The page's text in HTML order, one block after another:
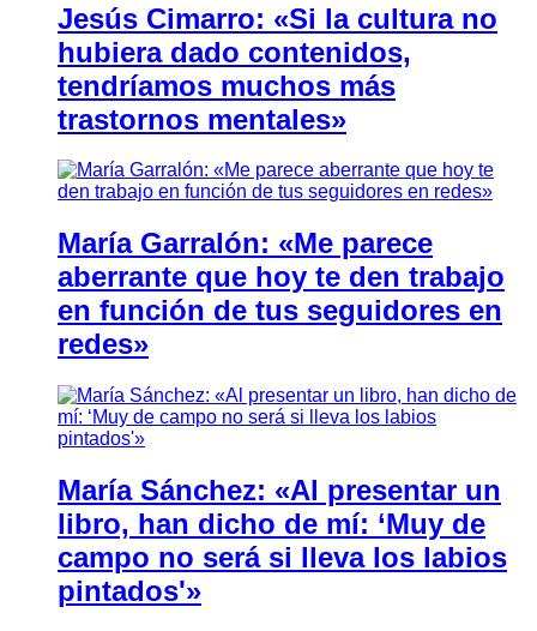
Jesús Cimarro: «Si la cultura no
hubiera dado contenidos,
tendríamos muchos más
trastornos mentales»
María Garralón: «Me parece
aberrante que hoy te den trabajo
en función de tus seguidores en
redes»
María Sánchez: «Al presentar un
libro, han dicho de mí: ‘Muy de
campo no será si lleva los labios
pintados'»